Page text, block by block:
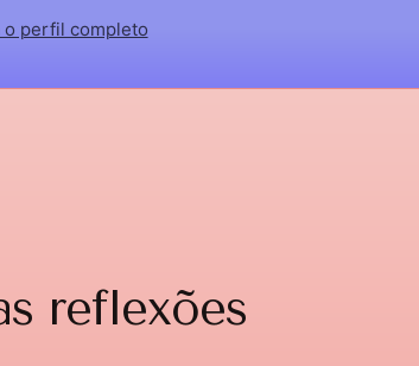
o perfil completo
reflexões